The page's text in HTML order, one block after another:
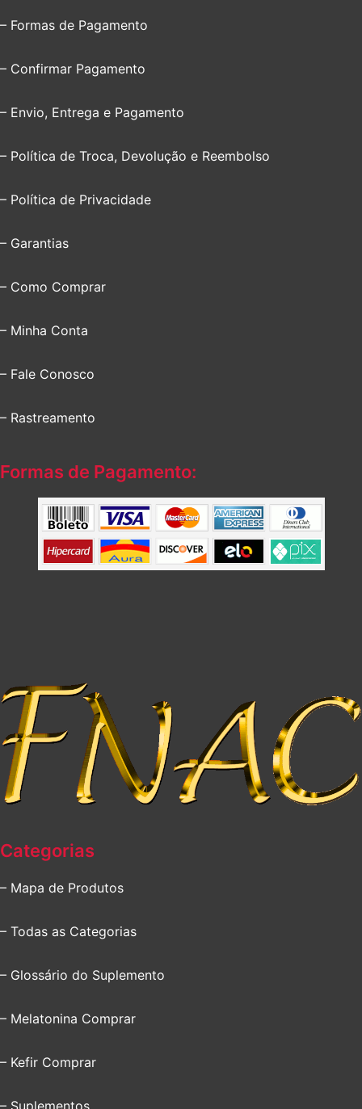
– Formas de Pagamento
– Confirmar Pagamento
– Envio, Entrega e Pagamento
– Política de Troca, Devolução e Reembolso
– Política de Privacidade
– Garantias
– Como Comprar
– Minha Conta
– Fale Conosco
– Rastreamento
Formas de Pagamento:
Categorias
– Mapa de Produtos
– Todas as Categorias
– Glossário do Suplemento
– Melatonina Comprar
– Kefir Comprar
– Suplementos